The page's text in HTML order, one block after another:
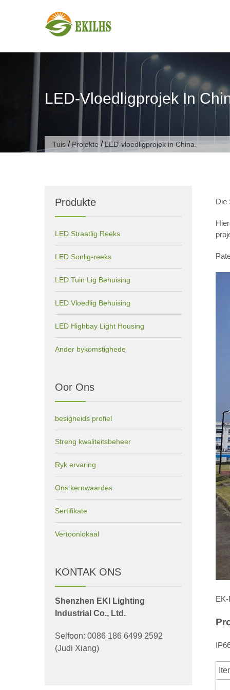
LED-Vloedligprojek In
Tuis / Projekte /LED-vloedligprojek in China.
Die
Produkte
LED Straatlig Reeks
LED Sonlig-reeks
LED Tuin Lig Behuising
LED Vloedlig Behuising
LED Highbay Light Housing
Ander bykomstighede
Oor Ons
besigheids profiel
Streng kwaliteitsbeheer
Ryk ervaring
Ons kernwaardes
Sertifikate
Vertoonlokaal
KONTAK ONS
Shenzhen EKI Lighting
Industrial Co., Ltd.
Selfoon: 0086 186 6499 2592
(Judi Xiang)